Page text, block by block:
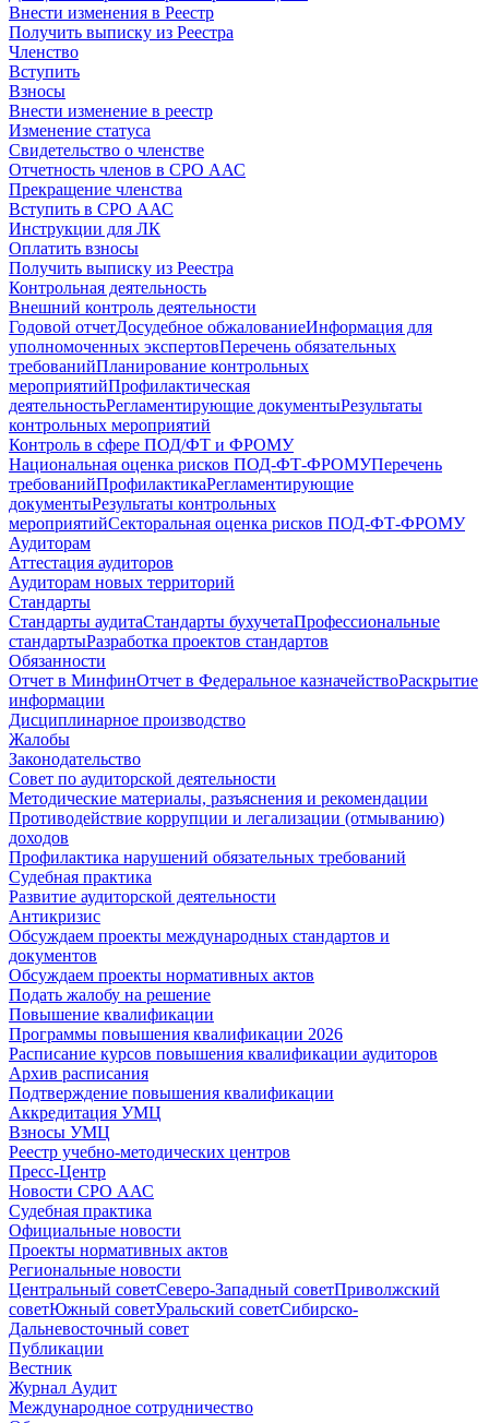
Внести изменения в Реестр
Получить выписку из Реестра
Членство
Вступить
Взносы
Внести изменение в реестр
Изменение статуса
Свидетельство о членстве
Отчетность членов в СРО ААС
Прекращение членства
Вступить в СРО ААС
Инструкции для ЛК
Оплатить взносы
Получить выписку из Реестра
Контрольная деятельность
Внешний контроль деятельности
Годовой отчетДосудебное обжалованиеИнформация для
уполномоченных экспертовПеречень обязательных
требованийПланирование контрольных
мероприятийПрофилактическая
деятельностьРегламентирующие документыРезультаты
контрольных мероприятий
Контроль в сфере ПОД/ФТ и ФРОМУ
Национальная оценка рисков ПОД-ФТ-ФРОМУПеречень
требованийПрофилактикаРегламентирующие
документыРезультаты контрольных
мероприятийСекторальная оценка рисков ПОД-ФТ-ФРОМУ
Аудиторам
Аттестация аудиторов
Аудиторам новых территорий
Стандарты
Стандарты аудитаСтандарты бухучетаПрофессиональные
стандартыРазработка проектов стандартов
Обязанности
Отчет в МинфинОтчет в Федеральное казначействоРаскрытие
информации
Дисциплинарное производство
Жалобы
Законодательство
Совет по аудиторской деятельности
Методические материалы, разъяснения и рекомендации
Противодействие коррупции и легализации (отмыванию)
доходов
Профилактика нарушений обязательных требований
Судебная практика
Развитие аудиторской деятельности
Антикризис
Обсуждаем проекты международных стандартов и
документов
Обсуждаем проекты нормативных актов
Подать жалобу на решение
Повышение квалификации
Программы повышения квалификации 2026
Расписание курсов повышения квалификации аудиторов
Архив расписания
Подтверждение повышения квалификации
Аккредитация УМЦ
Взносы УМЦ
Реестр учебно-методических центров
Пресс-Центр
Новости СРО ААС
Судебная практика
Официальные новости
Проекты нормативных актов
Региональные новости
Центральный советСеверо-Западный советПриволжский
советЮжный советУральский советСибирско-
Дальневосточный совет
Публикации
Вестник
Журнал Аудит
Международное сотрудничество